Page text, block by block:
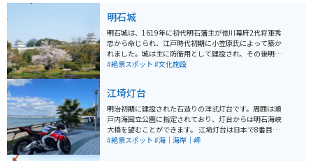
明石城
明石城は、1619年に初代明石藩主が徳川幕府2代将軍秀
忠から命じられ、江戸時代初期に小笠原氏によって築か
れました。城は主に防衛用として建設され、その後明石
藩の中心として機能しました。城跡は現在、県立明石公
坤櫓（ひつじさるやぐら）が保存されています。これら
の櫓は日本に12基しか現存していない三重櫓のうちのふ
たつで、とても貴重なものとなっています。2004年には
城跡（明石公園の一部）が国の史跡に指定され、2006年
には、日本城郭協会による「日本100名城」に選定され
#絶景スポット #文化施設
江埼灯台
明治初期に建設された石造りの洋式灯台です。周囲は瀬
戸内海国立公園に指定されており、灯台からは明石海峡
大橋を望むことができます。 江埼灯台は日本で8番目に
建設された洋式灯台で、石造りの灯台としては3番目に
#絶景スポット #海｜海岸｜岬